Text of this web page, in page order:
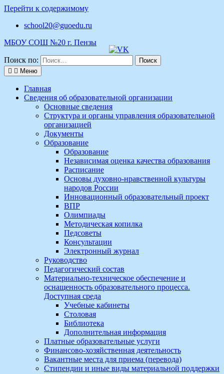
Перейти к содержимому
school20@guoedu.ru
МБОУ СОШ №20 г. Пензы
Поиск по:
Меню
Главная
Сведения об образовательной организации
Основные сведения
Структура и органы управления образовательной
организацией
Документы
Образование
Образование
Независимая оценка качества образования
Расписание
Основы духовно-нравственной культуры
народов России
Инновационный образовательный проект
ВПР
Олимпиады
Методическая копилка
Педсоветы
Консультации
Электронный журнал
Руководство
Педагогический состав
Материально-техническое обеспечение и
оснащенность образовательного процесса.
Доступная среда
Учебные кабинеты
Столовая
Библиотека
Дополнительная информация
Платные образовательные услуги
Финансово-хозяйственная деятельность
Вакантные места для приема (перевода)
Стипендии и иные виды материальной поддержки